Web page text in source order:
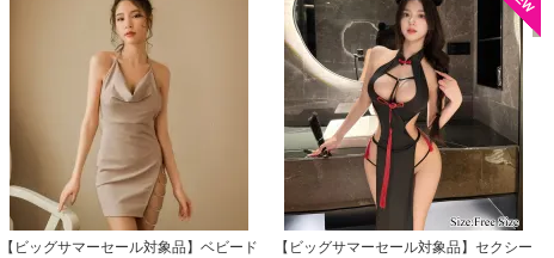
【ビッグサマーセール対象品】ベビード
【ビッグサマーセール対象品】セクシー